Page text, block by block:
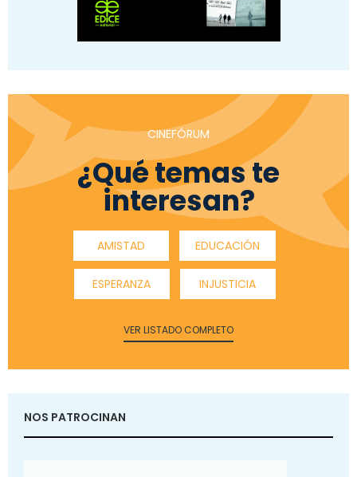
CINEFÓRUM
¿Qué temas te
interesan?
AMISTAD EDUCACIÓN
ESPERANZA INJUSTICIA
VER LISTADO COMPLETO
NOS PATROCINAN